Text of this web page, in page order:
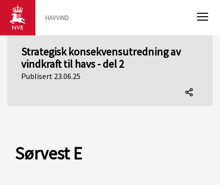
HAVVIND
Strategisk konsekvensutredning av
vindkraft til havs - del 2
Publisert 23.06.25
Sørvest E